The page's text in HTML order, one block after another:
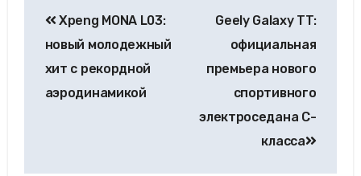
Xpeng MONA L03:
новый молодежный
хит с рекордной
аэродинамикой
Geely Galaxy TT:
официальная
премьера нового
спортивного
электроседана C-
класса